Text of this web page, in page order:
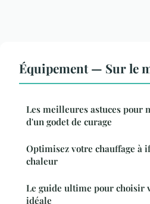
Équipement — Sur le
Les meilleures astuces
d'un godet de curage
Optimisez votre chauffage à
chaleur
Le guide ultime pour choisir
idéale